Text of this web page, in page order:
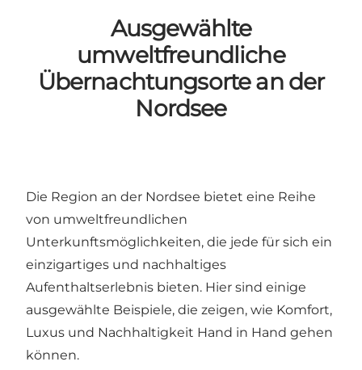
Ausgewählte
umweltfreundliche
Übernachtungsorte an der
Nordsee
Die Region an der Nordsee bietet eine Reihe
von umweltfreundlichen
Unterkunftsmöglichkeiten, die jede für sich ein
einzigartiges und nachhaltiges
Aufenthaltserlebnis bieten. Hier sind einige
ausgewählte Beispiele, die zeigen, wie Komfort,
Luxus und Nachhaltigkeit Hand in Hand gehen
können.